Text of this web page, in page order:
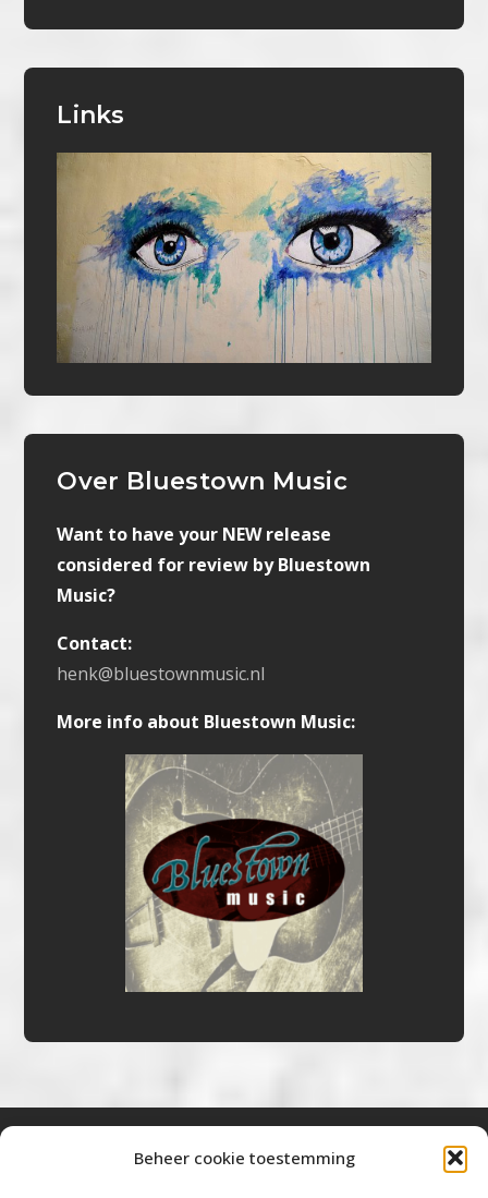
Beheer cookie toestemming
Links
Over Bluestown Music
Want to have your NEW release
considered for review by Bluestown
Music?
Contact:
henk@bluestownmusic.nl
More info about Bluestown Music: